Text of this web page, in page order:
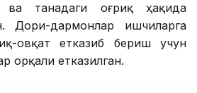
танадаги оғриқ ҳақида
Дори-дармонлар ишчиларга
овқат етказиб бериш учун
орқали етказилган.